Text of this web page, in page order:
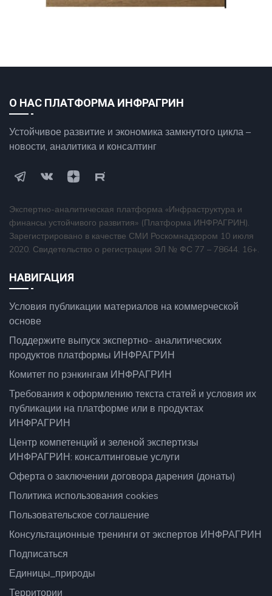
О НАС ПЛАТФОРМА ИНФРАГРИН
Устойчивое развитие и экономика замкнутого цикла –
новости, аналитика и консалтинг
Экспертно-аналитическая платформа «Инфраструктура и
финансы устойчивого развития» (Платформа ИНФРАГРИН).
Зарегистрировано в качестве СМИ Роскомнадзором 10 июля
2020. Свидетельство о регистрации ЭЛ № ФС 77 – 78644. 16+.
НАВИГАЦИЯ
Условия публикации материалов на коммерческой
основе
Поддержите выпуск экспертно- аналитических
продуктов платформы ИНФРАГРИН
Комитет по рэнкингам ИНФРАГРИН
Требования к оформлению текста статей и условия их
публикации на платформе или в продуктах
ИНФРАГРИН
Центр компетенций и зеленой экспертизы
ИНФРАГРИН: консалтинговые услуги
Оферта о заключении договора дарения (донаты)
Политика использования cookies
Пользовательское соглашение
Консультационные тренинги от экспертов ИНФРАГРИН
Подписаться
Единицы_природы
Территории